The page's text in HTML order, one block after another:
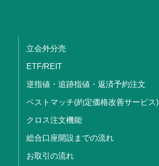
立会外分売
ETF/REIT
逆指値・追跡指値・返済予約注文
ベストマッチ(約定価格改善サービス)
クロス注文機能
総合口座開設までの流れ
お取引の流れ